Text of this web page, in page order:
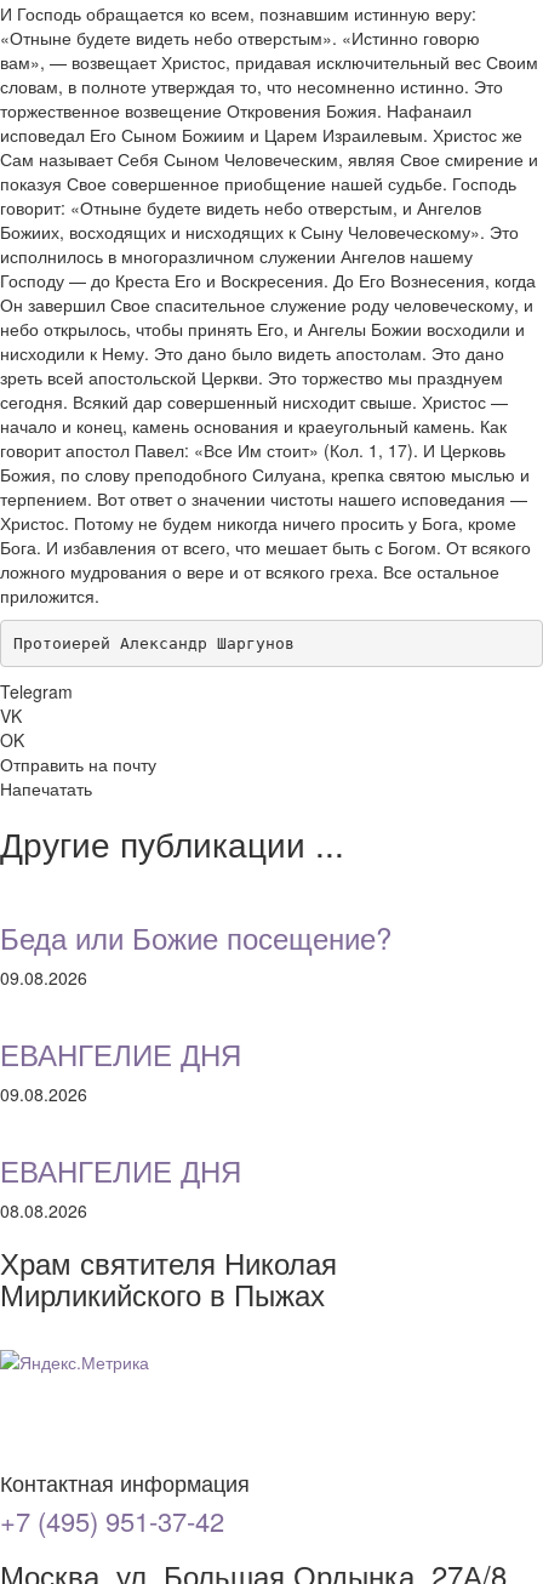
И Господь обращается ко всем, познавшим истинную веру:
«Отныне будете видеть небо отверстым». «Истинно говорю
вам», — возвещает Христос, придавая исключительный вес Своим
словам, в полноте утверждая то, что несомненно истинно. Это
торжественное возвещение Откровения Божия. Нафанаил
исповедал Его Сыном Божиим и Царем Израилевым. Христос же
Сам называет Себя Сыном Человеческим, являя Свое смирение и
показуя Свое совершенное приобщение нашей судьбе. Господь
говорит: «Отныне будете видеть небо отверстым, и Ангелов
Божиих, восходящих и нисходящих к Сыну Человеческому». Это
исполнилось в многоразличном служении Ангелов нашему
Господу — до Креста Его и Воскресения. До Его Вознесения, когда
Он завершил Свое спасительное служение роду человеческому, и
небо открылось, чтобы принять Его, и Ангелы Божии восходили и
нисходили к Нему. Это дано было видеть апостолам. Это дано
зреть всей апостольской Церкви. Это торжество мы празднуем
сегодня. Всякий дар совершенный нисходит свыше. Христос —
начало и конец, камень основания и краеугольный камень. Как
говорит апостол Павел: «Все Им стоит» (Кол. 1, 17). И Церковь
Божия, по слову преподобного Силуана, крепка святою мыслью и
терпением. Вот ответ о значении чистоты нашего исповедания —
Христос. Потому не будем никогда ничего просить у Бога, кроме
Бога. И избавления от всего, что мешает быть с Богом. От всякого
ложного мудрования о вере и от всякого греха. Все остальное
приложится.
Протоиерей Александр Шаргунов
Telegram
VK
OK
Отправить на почту
Напечатать
Другие публикации ...
Беда или Божие посещение?
09.08.2026
ЕВАНГЕЛИЕ ДНЯ
09.08.2026
ЕВАНГЕЛИЕ ДНЯ
08.08.2026
Храм святителя Николая
Мирликийского в Пыжах
Контактная информация
+7 (495) 951-37-42
Москва, ул. Большая Ордынка, 27А/8